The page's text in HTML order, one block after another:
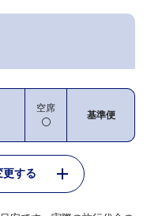
空席
基準便
更する